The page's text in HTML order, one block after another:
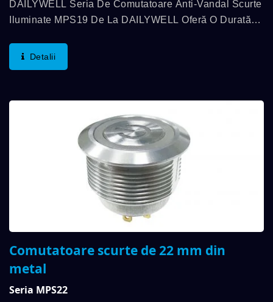
DAILYWELL Seria De Comutatoare Anti-Vandal Scurte
Iluminate MPS19 De La DAILYWELL Oferă O Durată
1.000.000 De Cicluri Și O Durată Electrică De Până...
Detalii
Comutatoare scurte de 22 mm din
metal
Seria MPS22